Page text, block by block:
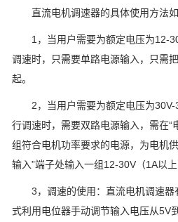
直流电机调速器的具体使用方法如
1，当用户需要为额定电压为12-
调速时，只需要单路电源输入，只需
起。
2，当用户需要为额定电压为30V-
行调速时，需要双路电源输入，需在“
组符合电机功率要求的电源，为电机
输入”端子处输入一组12-30V（1A以上
3，调速的使用：直流电机调速器
式利用电位器手动调节输入电压从5V